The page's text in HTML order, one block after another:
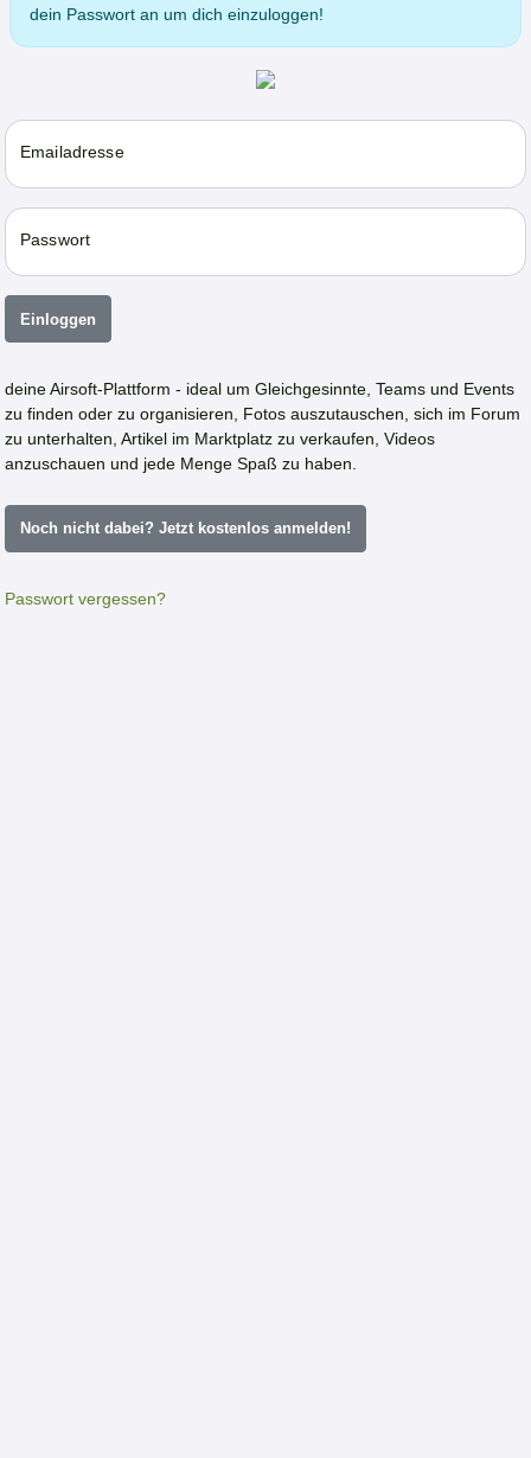
dein Passwort an um dich einzuloggen!
Emailadresse
Passwort
Einloggen
deine Airsoft-Plattform - ideal um Gleichgesinnte, Teams und Events
zu finden oder zu organisieren, Fotos auszutauschen, sich im Forum
zu unterhalten, Artikel im Marktplatz zu verkaufen, Videos
anzuschauen und jede Menge Spaß zu haben.
Noch nicht dabei? Jetzt kostenlos anmelden!
Passwort vergessen?